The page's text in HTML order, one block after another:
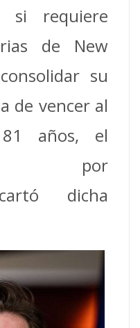
si requiere
de New
su
de vencer al
años, el
por
dicha